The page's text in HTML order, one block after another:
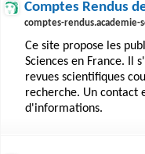
Comptes Rendus
comptes-rendus.academie-
Ce site propose les
Sciences en France. Il
revues scientifiques
recherche. Un contact
d'informations.